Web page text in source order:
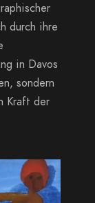
durch ihre
in Davos
sondern
Kraft der